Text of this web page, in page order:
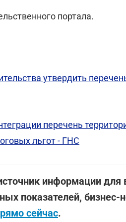
портала.
утвердить
перечень
льгот - ГНС
информации
показателей, бизнес-
сейчас.